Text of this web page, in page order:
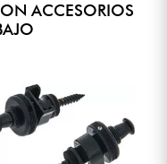
ACCESORIOS